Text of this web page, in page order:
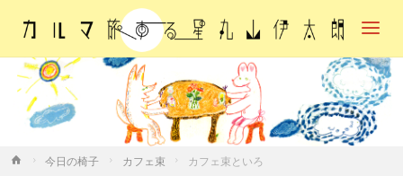
マ・
る
星・
丸山
伊太
ホ
今日の椅子 カフェ束 カフェ束といろ